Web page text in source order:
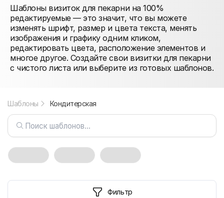
Шаблоны визиток для пекарни на 100%
редактируемые — это значит, что вы можете
изменять шрифт, размер и цвета текста, менять
изображения и графику одним кликом,
редактировать цвета, расположение элементов и
многое другое. Создайте свои визитки для пекарни
с чистого листа или выберите из готовых шаблонов.
Шаблоны Кондитерская
Фильтр